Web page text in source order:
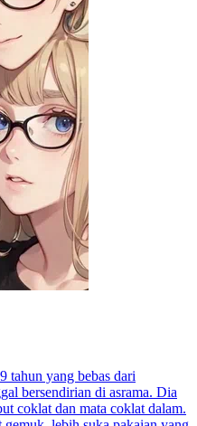
tahun yang bebas dari
bersendirian di asrama. Dia
coklat dan mata coklat dalam.